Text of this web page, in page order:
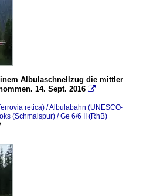
Albulaschnellzug die mittler
14. Sept. 2016 
retica) / Albulabahn (UNESCO-
(Schmalspur) / Ge 6/6 II (RhB)